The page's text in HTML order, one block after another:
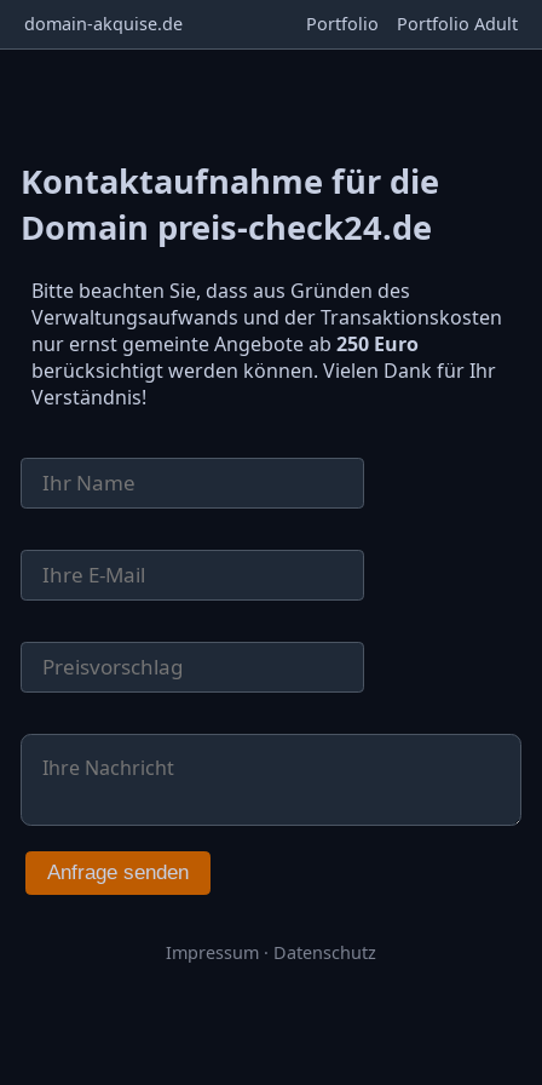
domain-akquise.de Portfolio Portfolio Adult
Kontaktaufnahme für die
Domain preis-check24.de
Bitte beachten Sie, dass aus Gründen des
Verwaltungsaufwands und der Transaktionskosten
nur ernst gemeinte Angebote ab 250 Euro
berücksichtigt werden können. Vielen Dank für Ihr
Verständnis!
Anfrage senden
Impressum · Datenschutz